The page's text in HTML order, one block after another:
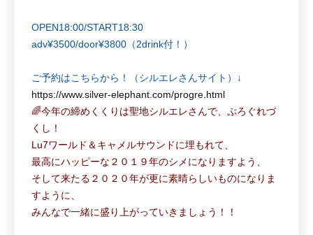
OPEN18:00/START18:30
adv¥3500/door¥3800（2drink付！）
ご予約はこちらから！（シルエレさんサイト）↓
https://www.silver-elephant.com/progre.html
🌈今年の締めくくりは聖地シルエレさんで、ぷろぐれづ
くし！
Lu7ワールド＆キャメルサウンドに埋もれて、
最高にハッピーな２０１９年のシメになりますよう、
そして来たる２０２０年が更に素晴らしいものになりま
すように、
みんなで一緒に盛り上がっていきましょう！！